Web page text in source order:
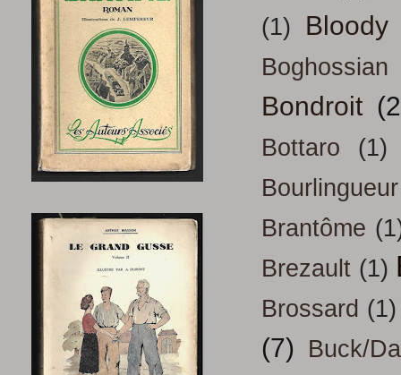
(1)
Bloody
Boghossian
Bondroit
Bottaro
(1)
Bourlingueur
Brantôme
Brezault (1)
Brossard (1)
(7)
Buck/